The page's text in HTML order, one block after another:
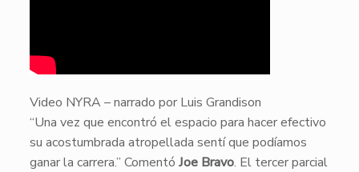
Video NYRA – narrado por Luis Grandison
​“Una vez que encontró el espacio para hacer efectivo
su acostumbrada atropellada sentí que podíamos
ganar la carrera.” Comentó Joe Bravo. El tercer parcial